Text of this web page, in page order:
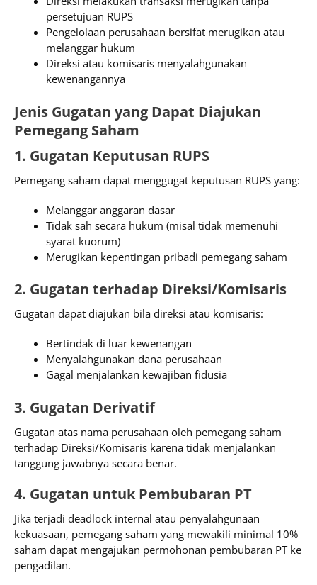
persetujuan RUPS
Pengelolaan perusahaan bersifat merugikan atau
melanggar hukum
Direksi atau komisaris menyalahgunakan
kewenangannya
Jenis Gugatan yang Dapat Diajukan
Pemegang Saham
1. Gugatan Keputusan RUPS
Pemegang saham dapat menggugat keputusan RUPS yang:
Melanggar anggaran dasar
Tidak sah secara hukum (misal tidak memenuhi
syarat kuorum)
Merugikan kepentingan pribadi pemegang saham
2. Gugatan terhadap Direksi/Komisaris
Gugatan dapat diajukan bila direksi atau komisaris:
Bertindak di luar kewenangan
Menyalahgunakan dana perusahaan
Gagal menjalankan kewajiban fidusia
3. Gugatan Derivatif
Gugatan atas nama perusahaan oleh pemegang saham
terhadap Direksi/Komisaris karena tidak menjalankan
tanggung jawabnya secara benar.
4. Gugatan untuk Pembubaran PT
Jika terjadi deadlock internal atau penyalahgunaan
kekuasaan, pemegang saham yang mewakili minimal 10%
saham dapat mengajukan permohonan pembubaran PT ke
pengadilan.